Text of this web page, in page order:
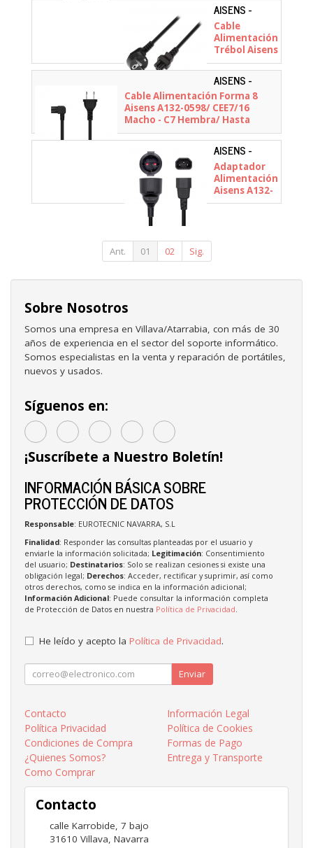
AISENS -
A132-0172
Cable
Alimentación
Trébol Aisens
A132-0172/
CEE(7-7)
Macho - C5
Hembra/
Hasta
1500W/ 1.5m
AISENS -
A132-0598
Cable Alimentación Forma 8
Aisens A132-0598/ CEE7/16
Macho - C7 Hembra/ Hasta
1500W/ 1.8m/ Negro
AISENS -
A132-0467
Adaptador
Alimentación
Aisens A132-
0467/ C14
Ant.
01 02 Sig.
Sobre Nosotros
Somos una empresa en Villava/Atarrabia, con más de 30
años de experiencia en el sector del soporte informático.
Somos especialistas en la venta y reparación de portátiles,
nuevos y usados.
Síguenos en:
¡Suscríbete a Nuestro Boletín!
INFORMACIÓN BÁSICA SOBRE
PROTECCIÓN DE DATOS
Responsable: EUROTECNIC NAVARRA, S.L
Finalidad: Responder las consultas planteadas por el usuario y
enviarle la información solicitada; Legitimación: Consentimiento
del usuario; Destinatarios: Solo se realizan cesiones si existe una
obligación legal; Derechos: Acceder, rectificar y suprimir, así como
otros derechos, como se indica en la información adicional;
Información Adicional: Puede consultar la información completa
de Protección de Datos en nuestra Política de Privacidad.
He leído y acepto la Política de Privacidad.
Enviar
Contacto
Información Legal
Política Privacidad
Política de Cookies
Condiciones de Compra
Formas de Pago
¿Quienes Somos?
Entrega y Transporte
Como Comprar
Contacto
calle Karrobide, 7 bajo
31610 Villava Navarra